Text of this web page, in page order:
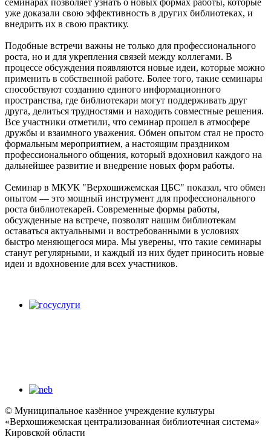
уже доказали свою эффективность в других библиотеках, и
внедрить их в свою практику.
Подобные встречи важны не только для профессионального
роста, но и для укрепления связей между коллегами. В
процессе обсуждения появляются новые идеи, которые можно
применить в собственной работе. Более того, такие семинары
способствуют созданию единого информационного
пространства, где библиотекари могут поддерживать друг
друга, делиться трудностями и находить совместные решения.
Все участники отметили, что семинар прошел в атмосфере
дружбы и взаимного уважения. Обмен опытом стал не просто
формальным мероприятием, а настоящим праздником
профессионального общения, который вдохновил каждого на
дальнейшее развитие и внедрение новых форм работы.
Семинар в МКУК "Верхошижемская ЦБС" показал, что обмен
опытом — это мощный инструмент для профессионального
роста библиотекарей. Современные формы работы,
обсужденные на встрече, позволят нашим библиотекам
оставаться актуальными и востребованными в условиях
быстро меняющегося мира. Мы уверены, что такие семинары
станут регулярными, и каждый из них будет приносить новые
идеи и вдохновение для всех участников.
© Муниципальное казённое учреждение культуры
«Верхошижемская централизованная библиотечная система»
Кировской области